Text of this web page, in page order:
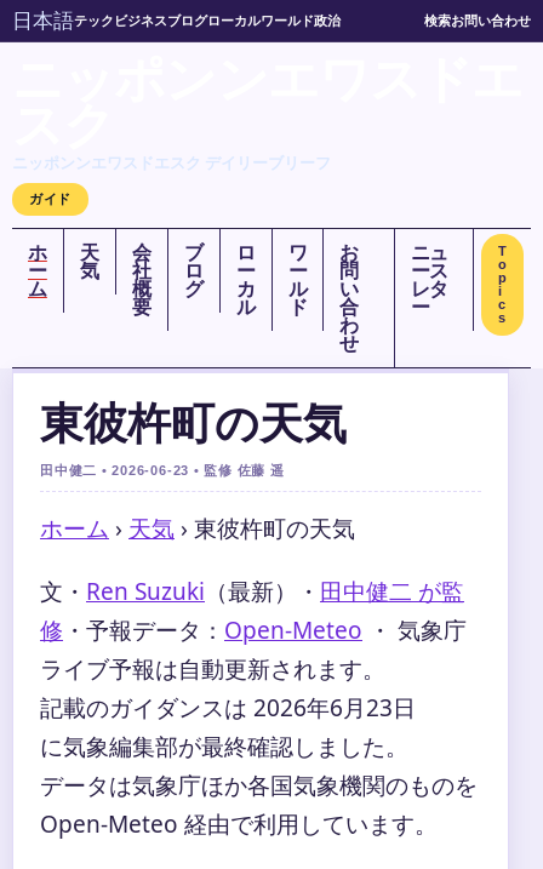
日本語テック ビジネスブログローカルワールド政治 検索お問い合わせ
ニッポンンエワスドエスク デイリーブリーフ
ガイド
ホ
ー
ム
天
気
会
社
概
要
ブ
ロ
グ
ロ
ー
カ
ル
ワ
ー
ル
ド
お
問
い
合
わ
せ
ニュ
ース
レタ
ー
T
o
p
i
c
s
東彼杵町の天気
田中健二 • 2026-06-23 • 監修 佐藤 遥
ホーム › 天気 › 東彼杵町の天気
文・ Ren Suzuki （最新） ・ 田中健二 が監
修 ・ 予報データ： Open-Meteo ・ 気象庁
ライブ予報は自動更新されます。
記載のガイダンスは 2026年6月23日
に気象編集部が最終確認しました。
データは気象庁ほか各国気象機関のものを
Open-Meteo 経由で利用しています。